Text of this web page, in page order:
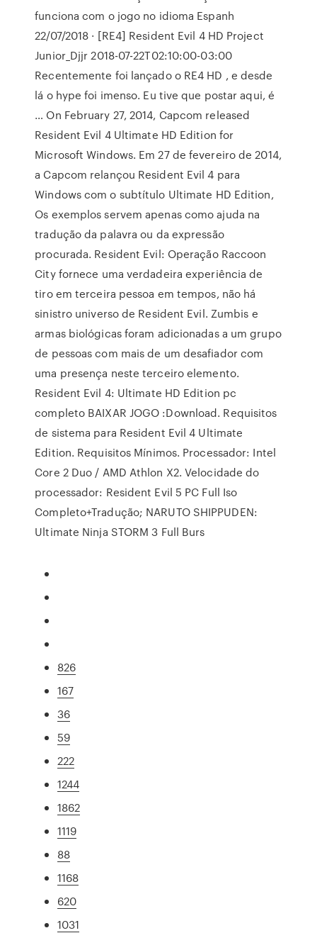
funciona com o jogo no idioma Espanh
22/07/2018 · [RE4] Resident Evil 4 HD Project
Junior_Djjr 2018-07-22T02:10:00-03:00
Recentemente foi lançado o RE4 HD , e desde
lá o hype foi imenso. Eu tive que postar aqui, é
… On February 27, 2014, Capcom released
Resident Evil 4 Ultimate HD Edition for
Microsoft Windows. Em 27 de fevereiro de 2014,
a Capcom relançou Resident Evil 4 para
Windows com o subtítulo Ultimate HD Edition,
Os exemplos servem apenas como ajuda na
tradução da palavra ou da expressão
procurada. Resident Evil: Operação Raccoon
City fornece uma verdadeira experiência de
tiro em terceira pessoa em tempos, não há
sinistro universo de Resident Evil. Zumbis e
armas biológicas foram adicionadas a um grupo
de pessoas com mais de um desafiador com
uma presença neste terceiro elemento.
Resident Evil 4: Ultimate HD Edition pc
completo BAIXAR JOGO :Download. Requisitos
de sistema para Resident Evil 4 Ultimate
Edition. Requisitos Mínimos. Processador: Intel
Core 2 Duo / AMD Athlon X2. Velocidade do
processador: Resident Evil 5 PC Full Iso
Completo+Tradução; NARUTO SHIPPUDEN:
Ultimate Ninja STORM 3 Full Burs
826
167
36
59
222
1244
1862
1119
88
1168
620
1031